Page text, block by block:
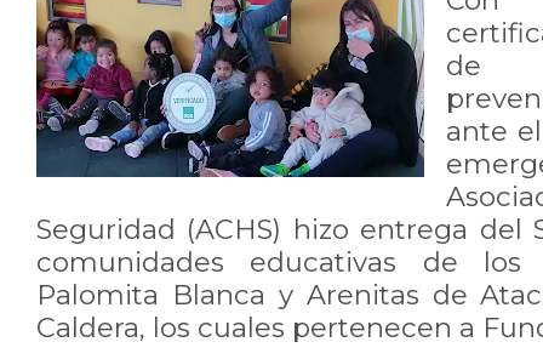
de
ante
Seguridad (ACHS) hizo entrega del
comunidades educativas de los
Palomita Blanca y Arenitas de
Caldera, los cuales pertenecen a